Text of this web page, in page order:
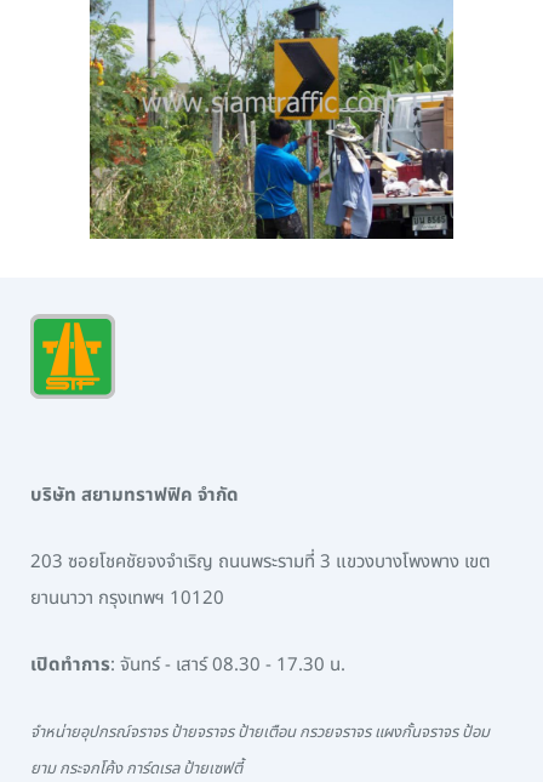
บริษัท สยามทราฟฟิค จำกัด
203 ซอยโชคชัยจงจำเริญ ถนนพระรามที่ 3 แขวงบางโพงพาง เขต
ยานนาวา กรุงเทพฯ 10120
เปิดทำการ: จันทร์ - เสาร์ 08.30 - 17.30 น.
จำหน่ายอุปกรณ์จราจร ป้ายจราจร ป้ายเตือน กรวยจราจร แผงกั้นจราจร ป้อม
ยาม กระจกโค้ง การ์ดเรล ป้ายเซฟตี้